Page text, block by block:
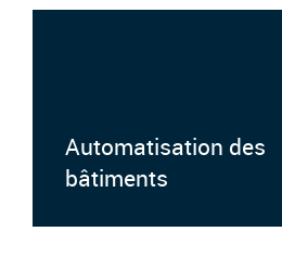
Automatisation des
bâtiments